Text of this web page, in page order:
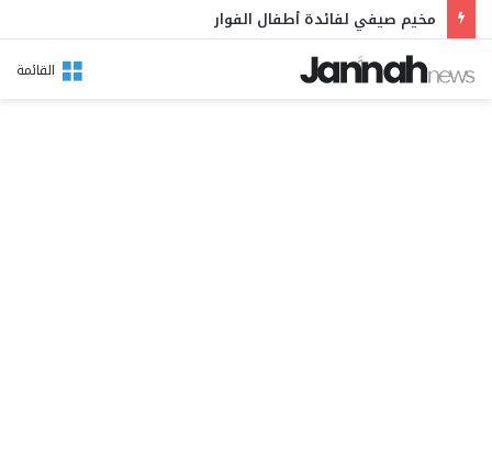
مخيم صيفي لفائدة أطفال الفوار
القائمة